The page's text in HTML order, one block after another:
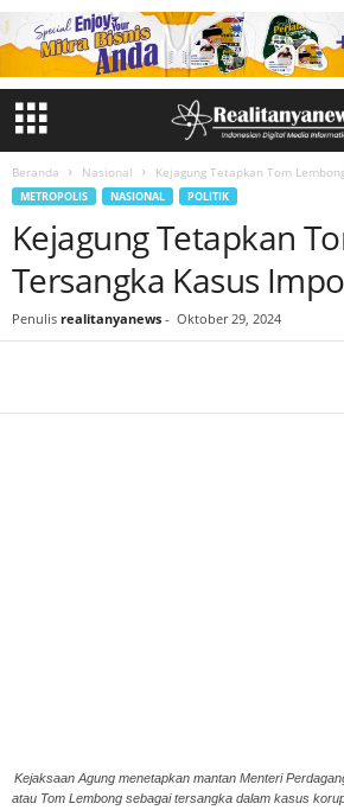
Beranda Nasional Kejagung Tetapkan Tom
METROPOLIS NASIONAL POLITIK
Kejagung Tetapkan
Tersangka Kasus
Penulis realitanyanews - Oktober 29, 2024
Kejaksaan Agung menetapkan mantan Menteri
atau Tom Lembong sebagai tersangka dalam kasus